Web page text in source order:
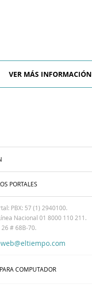
VER MÁS INFORMACIÓN
PORTALES
PBX: 57 (1) 2940100.
Nacional 01 8000 110 211.
# 68B-70.
COMPUTADOR